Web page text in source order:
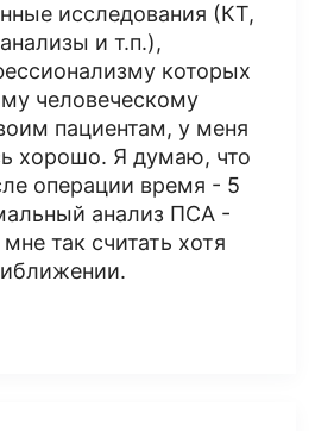
исследования (КТ,
и т.п.),
которых
человеческому
пациентам, у меня
хорошо. Я думаю, что
операции время - 5
анализ ПСА -
так считать хотя